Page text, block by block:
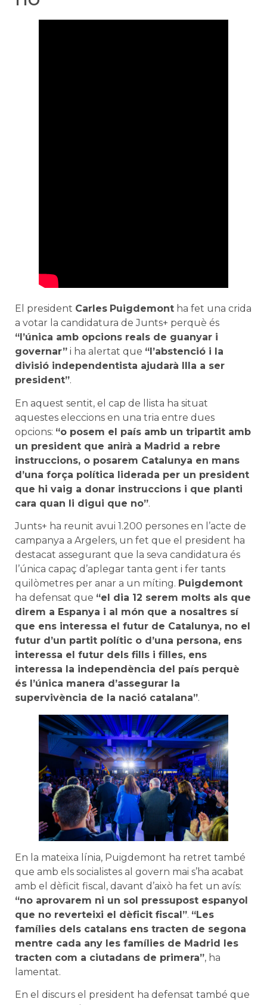
El president Carles Puigdemont ha fet una crida
a votar la candidatura de Junts+ perquè és
“l’única amb opcions reals de guanyar i
governar” i ha alertat que “l’abstenció i la
divisió independentista ajudarà Illa a ser
president”.
En aquest sentit, el cap de llista ha situat
aquestes eleccions en una tria entre dues
opcions: “o posem el país amb un tripartit amb
un president que anirà a Madrid a rebre
instruccions, o posarem Catalunya en mans
d’una força política liderada per un president
que hi vaig a donar instruccions i que planti
cara quan li digui que no”.
Junts+ ha reunit avui 1.200 persones en l’acte de
campanya a Argelers, un fet que el president ha
destacat assegurant que la seva candidatura és
l’única capaç d’aplegar tanta gent i fer tants
quilòmetres per anar a un míting. Puigdemont
ha defensat que “el dia 12 serem molts als que
direm a Espanya i al món que a nosaltres sí
que ens interessa el futur de Catalunya, no el
futur d’un partit polític o d’una persona, ens
interessa el futur dels fills i filles, ens
interessa la independència del país perquè
és l’única manera d’assegurar la
supervivència de la nació catalana”.
En la mateixa línia, Puigdemont ha retret també
que amb els socialistes al govern mai s’ha acabat
amb el dèficit fiscal, davant d’això ha fet un avís:
“no aprovarem ni un sol pressupost espanyol
que no reverteixi el dèficit fiscal”. “Les
famílies dels catalans ens tracten de segona
mentre cada any les famílies de Madrid les
tracten com a ciutadans de primera”, ha
lamentat.
En el discurs el president ha defensat també que